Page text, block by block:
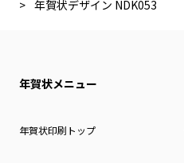
年賀状デザイン NDK053
年賀状メニュー
年賀状印刷トップ